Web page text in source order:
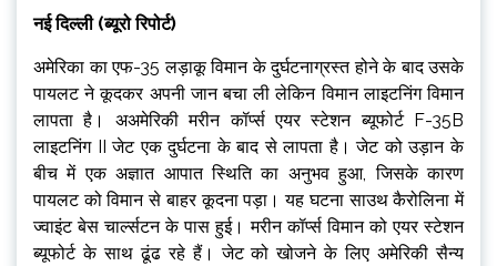
नई दिल्ली (ब्यूरो रिपोर्ट)
अमेरिका का एफ-35 लड़ाकू विमान के दुर्घटनाग्रस्त होने के बाद उसके
पायलट ने कूदकर अपनी जान बचा ली लेकिन विमान लाइटनिंग विमान
लापता है। अअमेरिकी मरीन कॉर्प्स एयर स्टेशन ब्यूफोर्ट F-35B
लाइटनिंग II जेट एक दुर्घटना के बाद से लापता है। जेट को उड़ान के
बीच में एक अज्ञात आपात स्थिति का अनुभव हुआ, जिसके कारण
पायलट को विमान से बाहर कूदना पड़ा। यह घटना साउथ कैरोलिना में
ज्वाइंट बेस चार्ल्सटन के पास हुई। मरीन कॉर्प्स विमान को एयर स्टेशन
ब्यूफोर्ट के साथ ढूंढ रहे हैं। जेट को खोजने के लिए अमेरिकी सैन्य